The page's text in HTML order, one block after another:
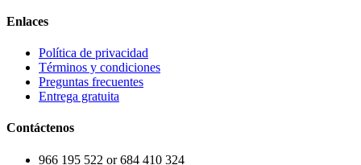
Enlaces
Política de privacidad
Términos y condiciones
Preguntas frecuentes
Entrega gratuita
Contáctenos
966 195 522 or 684 410 324